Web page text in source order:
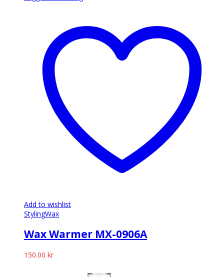
Add to wishlist
StylingWax
Wax Warmer MX-0906A
150.00 kr